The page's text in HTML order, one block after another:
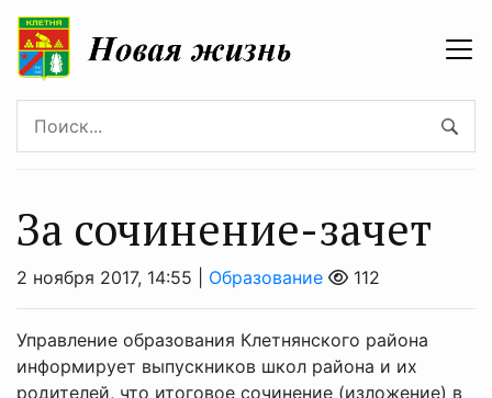
За сочинение-зачет
2 ноября 2017, 14:55 | Образование 112
Управление образования Клетнянского района
информирует выпускников школ района и их
родителей, что итоговое сочинение (изложение) в